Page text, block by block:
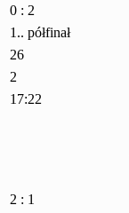
0 : 2
1.. półfinał
26
2
17:22
2 : 1